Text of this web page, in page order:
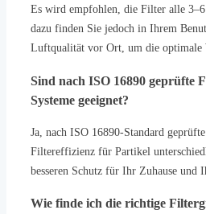
Es wird empfohlen, die Filter alle
dazu finden Sie jedoch in Ihrem
Luftqualität vor Ort, um die optimale
Sind nach ISO 16890 geprüfte
Systeme geeignet?
Ja, nach ISO 16890-Standard
Filtereffizienz für Partikel
besseren Schutz für Ihr Zuhause und
Wie finde ich die richtige